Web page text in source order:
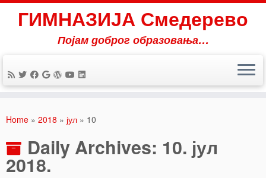
ГИМНАЗИЈА Смедерево
Појам доброг образовања…
Home » 2018 » јул » 10
Daily Archives: 10. јул
2018.